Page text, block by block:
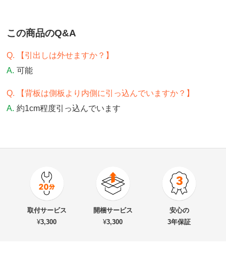
この商品のQ&A
【引出しは外せますか？】
可能
【背板は側板より内側に引っ込んでいますか？】
約1cm程度引っ込んでいます
商品番号 900-6329-46
商品名・特徴
【日本製】奥行50cm隠しキャスター付きクローゼット
チェスト 幅100cm・4段
★★★★★
★★★★★
★★★★★
★★★
取付サービス
¥3,300
開梱サービス
¥3,300
安心の
3年保証